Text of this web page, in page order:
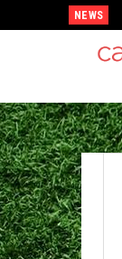
NEWS